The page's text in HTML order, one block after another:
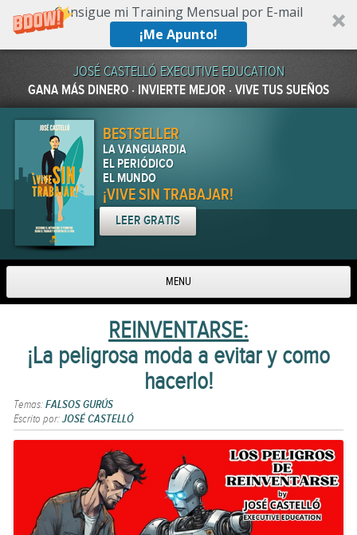
Consigue mi Training Mensual por E-mail
¡Me Apunto!
JOSÉ CASTELLÓ EXECUTIVE EDUCATION
GANA MÁS DINERO · INVIERTE MEJOR · VIVE TUS SUEÑOS
BESTSELLER
LA VANGUARDIA
EL PERIÓDICO
EL MUNDO
¡VIVE SIN TRABAJAR!
LEER GRATIS
MENU
Skip to content
REINVENTARSE:
¡La peligrosa moda a evitar y como
hacerlo!
Temas:FALSOS GURÚS
Escrito por:JOSÉ CASTELLÓ